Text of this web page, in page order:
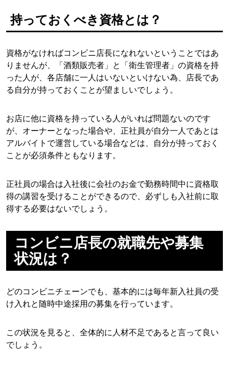
持っておくべき資格とは？
資格がなければコンビニ店長になれないということではあ
りませんが、「酒類販売者」と「衛生管理者」の資格を持
った人が、各店舗に一人はいないといけない為、店長であ
る自分が持っておくことが望ましいでしょう。
お店に他に資格を持っている人がいれば問題ないのです
が、オーナーとなった場合や、正社員が自分一人であとは
アルバイトで運営している場合などは、自分が持っておく
ことが必須条件ともなります。
正社員の場合は入社後に会社のお金で勤務時間中に資格取
得の講習を受けることができるので、必ずしも入社前に取
得する必要はないでしょう。
コンビニ店長の就職先や募集
状況は？
どのコンビニチェーンでも、基本的には毎年新入社員の受
け入れと随時中途採用の募集を行っています。
この状況を見ると、全体的に人材不足であると言って良い
でしょう。